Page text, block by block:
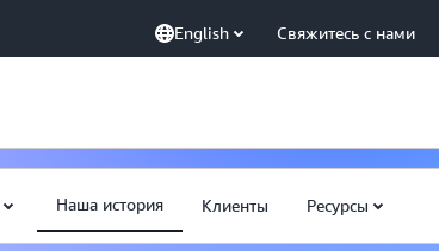
English Свяжитесь с нами
Наша история Клиенты Ресурсы